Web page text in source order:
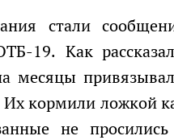
19. Как
месяцы
Их кормили ложкой
не